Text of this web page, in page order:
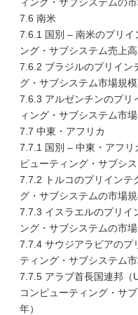
7.6 南米
7.6.1 国別 – 南米のプリイ
ング・サブシステム売上
7.6.2 ブラジルのプリイン
グ・サブシステム市場規
7.6.3 アルゼンチンのプリ
ィング・サブシステム市
7.7 中東・アフリカ
7.7.1 国別 – 中東・アフ
ピューティング・サブシ
7.7.2 トルコのプリインテ
グ・サブシステムの市場
7.7.3 イスラエルのプリイ
ング・サブシステムの市
7.7.4 サウジアラビアのプ
ティング・サブシステム
7.7.5 アラブ首長国連邦（
コンピューティング・サ
年）